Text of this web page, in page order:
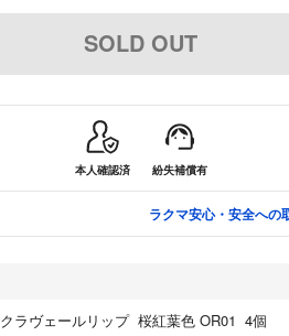
SOLD OUT
本人確認済 紛失補償有
ラクマ安心・安全への
ラヴェールリップ 桜紅葉色 OR01 4個